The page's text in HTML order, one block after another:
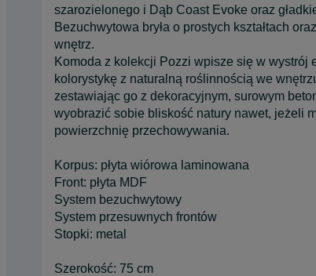
szarozielonego i Dąb Coast Evoke oraz
Bezuchwytowa bryła o prostych kształtach
wnętrz.
Komoda z kolekcji Pozzi wpisze się w wystrój
kolorystykę z naturalną roślinnością we
zestawiając go z dekoracyjnym, surowym
wyobrazić sobie bliskość natury nawet, jeżeli
powierzchnię przechowywania.
Korpus: płyta wiórowa laminowana
Front: płyta MDF
System bezuchwytowy
System przesuwnych frontów
Stopki: metal
Szerokość: 75 cm